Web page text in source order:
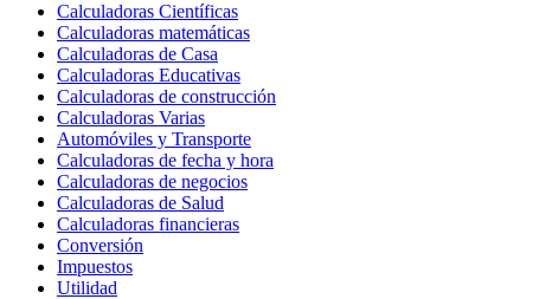
Calculadoras Científicas
Calculadoras matemáticas
Calculadoras de Casa
Calculadoras Educativas
Calculadoras de construcción
Calculadoras Varias
Automóviles y Transporte
Calculadoras de fecha y hora
Calculadoras de negocios
Calculadoras de Salud
Calculadoras financieras
Conversión
Impuestos
Utilidad